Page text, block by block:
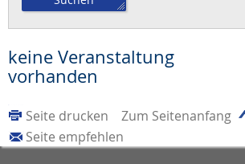
keine Veranstaltung
vorhanden
Zum Seitenanfang
Seite drucken
Seite empfehlen